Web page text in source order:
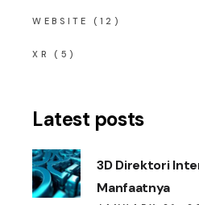
WEBSITE (12)
XR (5)
Latest posts
3D Direktori
Manfaatnya